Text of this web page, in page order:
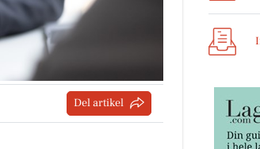
Del artikel